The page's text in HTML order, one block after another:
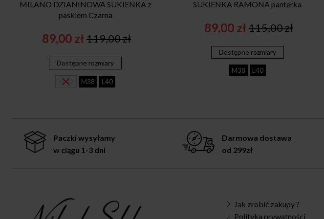
MILANO DZIANINOWA SUKIENKA z
paskiem Czarna
119,00zł
Original
price
was:
119,00 zł.
89,00 złCurrent
price
is:
89,00 zł.
Dostępne rozmiary
XL42 M38 L40
SUKIENKA RAMONA panterka
115,00zł
Original
price
was:
115,00 zł.
89,00 złCurrent
price
is:
89,00 zł.
Dostępne rozmiary
M38 L40
Paczki wysyłamy
w ciągu 1-3 dni
Darmowa dostawa
od 299zł
Jak zrobić zakupy ?
Polityka prywatności